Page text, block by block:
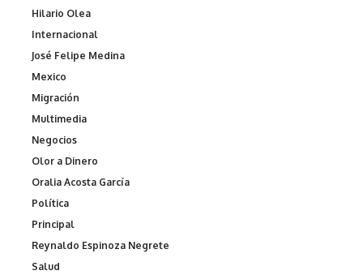
Hilario Olea
Internacional
José Felipe Medina
Mexico
Migración
Multimedia
Negocios
Olor a Dinero
Oralia Acosta García
Política
Principal
Reynaldo Espinoza Negrete
Salud